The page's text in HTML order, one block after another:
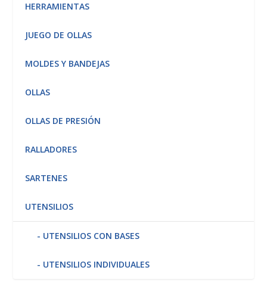
HERRAMIENTAS
JUEGO DE OLLAS
MOLDES Y BANDEJAS
OLLAS
OLLAS DE PRESIÓN
RALLADORES
SARTENES
UTENSILIOS
UTENSILIOS CON BASES
UTENSILIOS INDIVIDUALES